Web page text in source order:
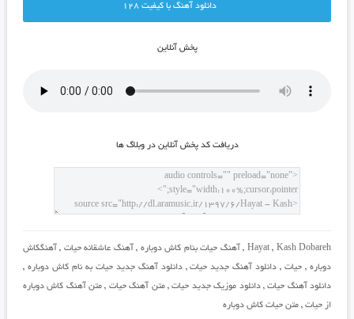
دانلود آهنگ با کيفيت 128
پخش آنلاين
دريافت کد پخش آنلاين در وبلاگ ها
Hayat, Kash Dobareh
, آهنگ حیات بنام کاش دوباره , آهنگ عاشقانه حیات , آهنگکاش
دوباره, حیات, دانلود آهنگ جدید حیات,دانلود آهنگ جدید حیات به نام کاش دوباره ,
دانلود آهنگ حیات,دانلود موزیک جدید حیات,متن آهنگ حیات , متن آهنگ کاش دوباره
از حیات, متن حیات کاش دوباره